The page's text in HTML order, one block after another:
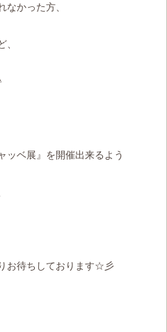
なかった方、
、
ッベ展』を開催出来るよう
お待ちしております☆彡